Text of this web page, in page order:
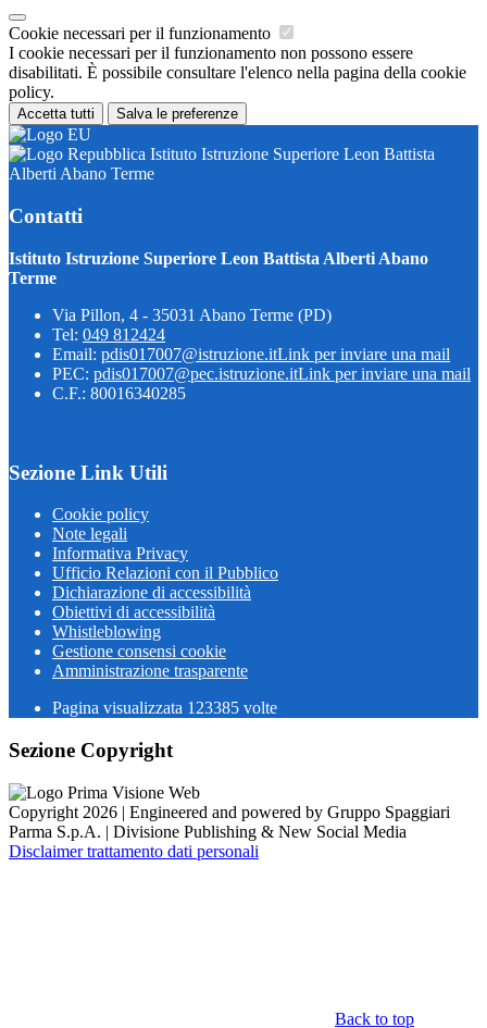
Cookie necessari per il funzionamento
I cookie necessari per il funzionamento non possono essere
disabilitati. È possibile consultare l'elenco nella pagina della cookie
policy.
Accetta tutti Salva le preferenze
Istituto Istruzione Superiore Leon Battista
Alberti Abano Terme
Contatti
Istituto Istruzione Superiore Leon Battista Alberti Abano
Terme
Via Pillon, 4 - 35031 Abano Terme (PD)
Tel: 049 812424
Email: pdis017007@istruzione.itLink per inviare una mail
PEC: pdis017007@pec.istruzione.itLink per inviare una mail
C.F.: 80016340285
Sezione Link Utili
Cookie policy
Note legali
Informativa Privacy
Ufficio Relazioni con il Pubblico
Dichiarazione di accessibilità
Obiettivi di accessibilità
Whistleblowing
Gestione consensi cookie
Amministrazione trasparente
Pagina visualizzata 123385 volte
Sezione Copyright
Copyright 2026 | Engineered and powered by Gruppo Spaggiari
Parma S.p.A. | Divisione Publishing & New Social Media
Disclaimer trattamento dati personali
Back to top